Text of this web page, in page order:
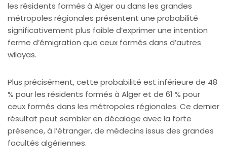
les résidents formés à Alger ou dans les grandes
métropoles régionales présentent une probabilité
significativement plus faible d’exprimer une intention
ferme d’émigration que ceux formés dans d’autres
wilayas.
Plus précisément, cette probabilité est inférieure de 48
% pour les résidents formés à Alger et de 61 % pour
ceux formés dans les métropoles régionales. Ce dernier
résultat peut sembler en décalage avec la forte
présence, à l’étranger, de médecins issus des grandes
facultés algériennes.